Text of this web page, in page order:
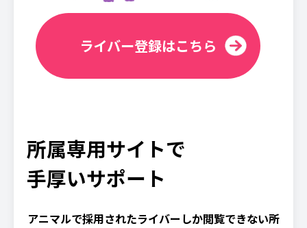
ライバー登録はこちら
所属専用サイトで
手厚いサポート
アニマルで採用されたライバーしか閲覧できない所